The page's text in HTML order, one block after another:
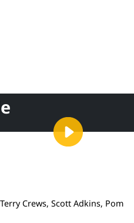
Crews, Scott Adkins, Pom